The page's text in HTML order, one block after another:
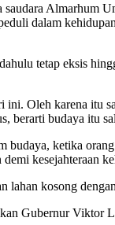
Almarhum
dalam
tetap eksis
Oleh karena itu
berarti budaya itu
ketika
kesejahteraan
lahan kosong
Gubernur Viktor